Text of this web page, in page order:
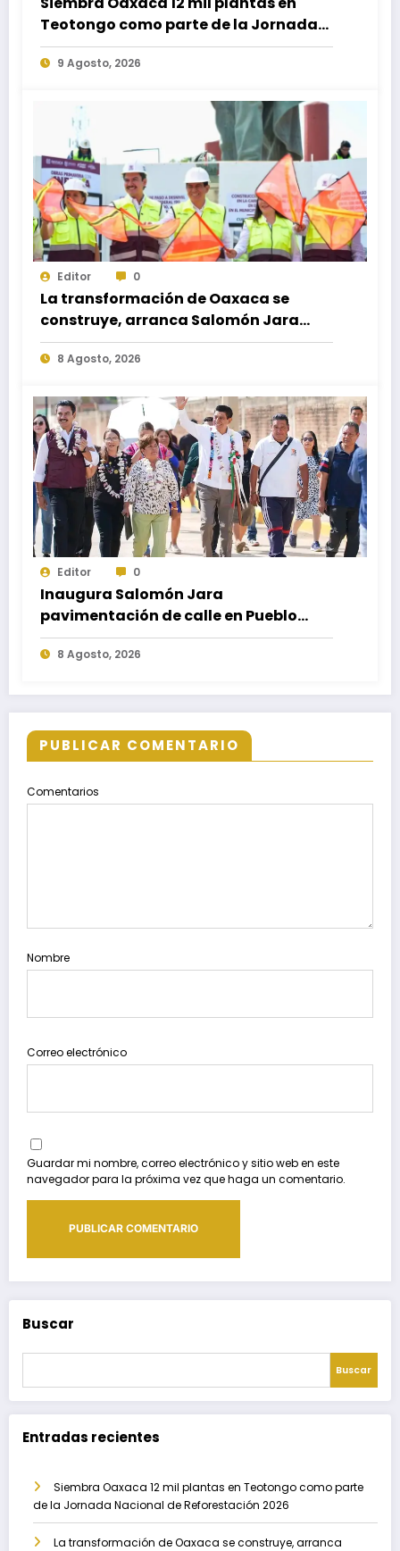
Teotongo como parte de la Jornada
Nacional de Reforestación 2026
9 Agosto, 2026
Editor 0
La transformación de Oaxaca se
construye, arranca Salomón Jara
obra del paso a desnivel en la
carretera federal 190 kilómetro 184 +
8 Agosto, 2026
Editor 0
Inaugura Salomón Jara
pavimentación de calle en Pueblo
Nuevo; fortalece movilidad y
conectividad
8 Agosto, 2026
PUBLICAR COMENTARIO
Comentarios
Nombre
Correo electrónico
Guardar mi nombre, correo electrónico y sitio web en este
navegador para la próxima vez que haga un comentario.
Buscar
Buscar
Entradas recientes
Siembra Oaxaca 12 mil plantas en Teotongo como parte
de la Jornada Nacional de Reforestación 2026
La transformación de Oaxaca se construye, arranca